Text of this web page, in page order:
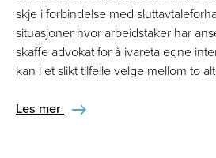
skje i forbindelse med
situasjoner hvor arbeidstaker har
skaffe advokat for å ivareta egne
kan i et slikt tilfelle velge mellom to
Les mer